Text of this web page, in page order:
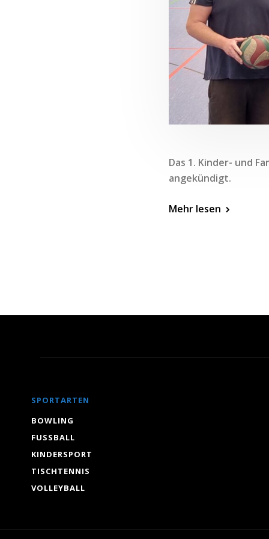
Das 1. Kinder- und
angekündigt.
Mehr lesen
SPORTARTEN
BOWLING
FUSSBALL
KINDERSPORT
TISCHTENNIS
VOLLEYBALL